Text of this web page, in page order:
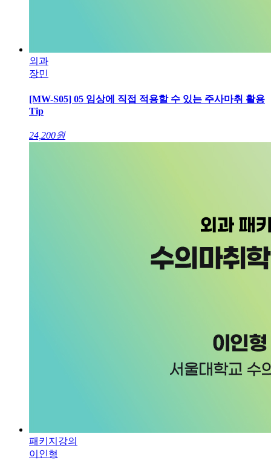
외과
장민
[MW-S05] 05 임상에 직접 적용할 수 있는 주사마취 활용
Tip
24,200원
패키지강의
이인형